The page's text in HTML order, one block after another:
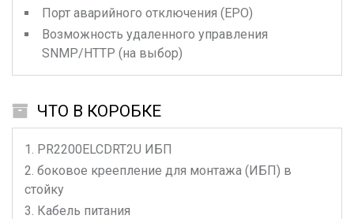
Порт аварийного отключения (EPO)
Возможность удаленного управления
SNMP/HTTP (на выбор)
ЧТО В КОРОБКЕ
PR2200ELCDRT2U ИБП
боковое креепление для монтажа (ИБП) в
стойку
Кабель питания